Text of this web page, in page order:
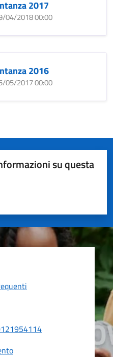
2017
04/2018 00:00
2016
05/2017 00:00
su questa
su 5